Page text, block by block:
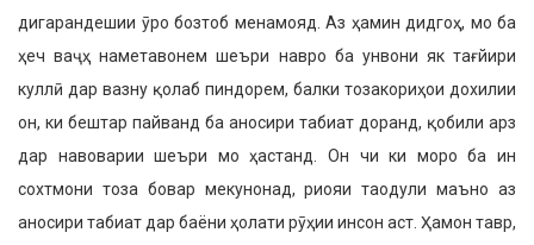
дигарандешии ӯро бозтоб менамояд. Аз ҳамин дидгоҳ, мо ба
ҳеч ваҷҳ наметавонем шеъри навро ба унвони як тағйири
куллӣ дар вазну қолаб пиндорем, балки тозакориҳои дохилии
он, ки бештар пайванд ба аносири табиат доранд, қобили арз
дар навоварии шеъри мо ҳастанд. Он чи ки моро ба ин
сохтмони тоза бовар мекунонад, риояи таодули маъно аз
аносири табиат дар баёни ҳолати рӯҳии инсон аст. Ҳамон тавр,